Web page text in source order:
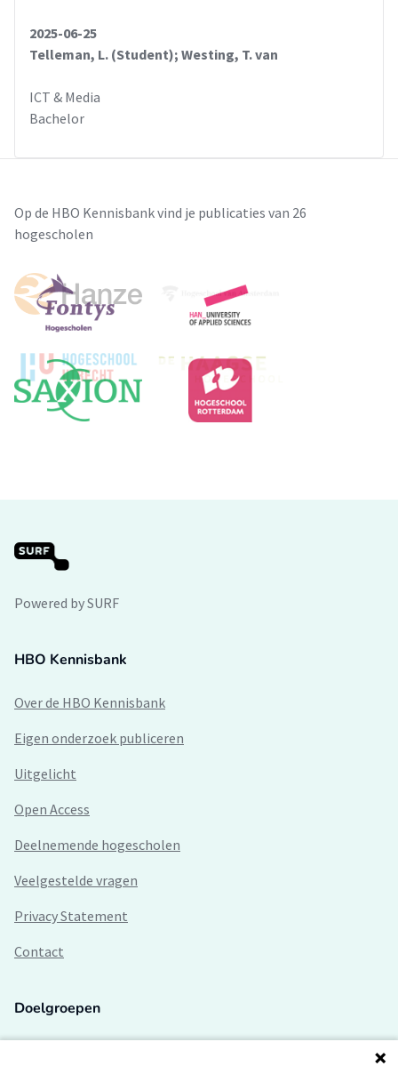
2025-06-25
Telleman, L. (Student); Westing, T. van
ICT & Media
Bachelor
Op de HBO Kennisbank vind je publicaties van 26
hogescholen
Powered by SURF
HBO Kennisbank
Over de HBO Kennisbank
Eigen onderzoek publiceren
Uitgelicht
Open Access
Deelnemende hogescholen
Veelgestelde vragen
Privacy Statement
Contact
Doelgroepen